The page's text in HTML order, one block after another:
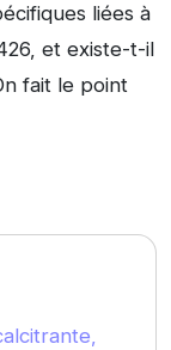
liées à
et existe-t-il
fait le point